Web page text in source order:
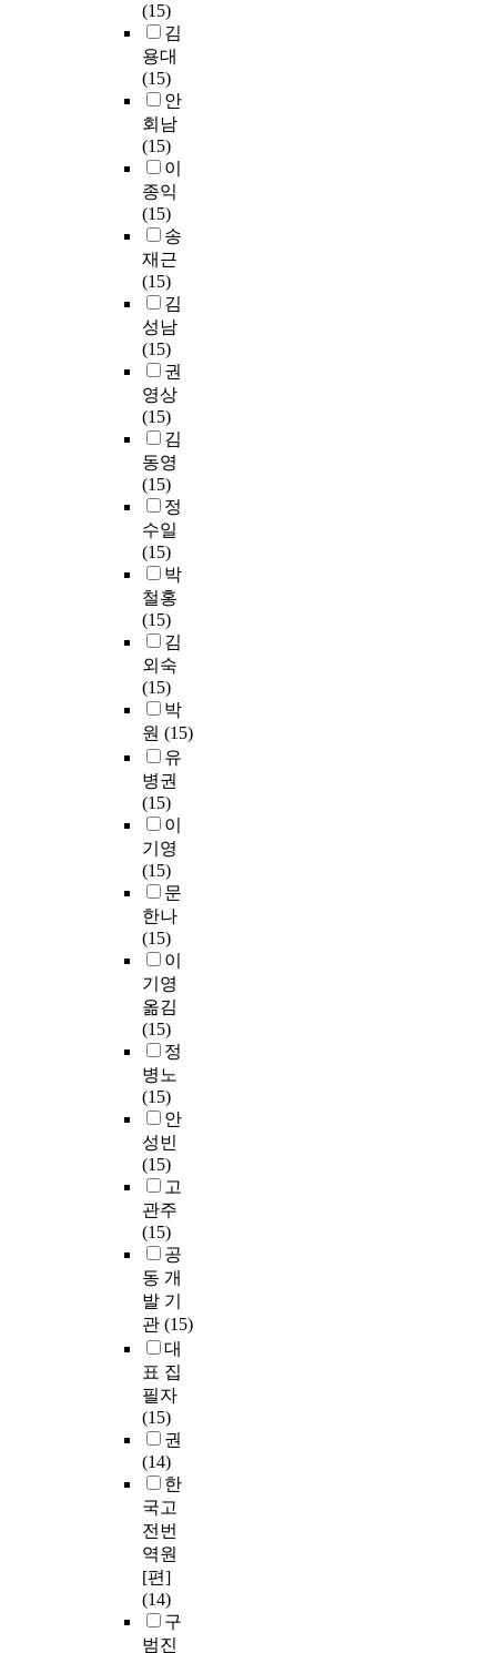
(15)
김
용대
(15)
안
회남
(15)
이
종익
(15)
송
재근
(15)
김
성남
(15)
권
영상
(15)
김
동영
(15)
정
수일
(15)
박
철홍
(15)
김
외숙
(15)
박
원 (15)
유
병권
(15)
이
기영
(15)
문
한나
(15)
이
기영
옮김
(15)
정
병노
(15)
안
성빈
(15)
고
관주
(15)
공
동 개
발 기
관 (15)
대
표 집
필자
(15)
권
(14)
한
국고
전번
역원
[편]
(14)
구
범진